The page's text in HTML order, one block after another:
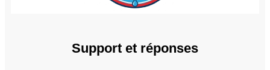
Support et réponses